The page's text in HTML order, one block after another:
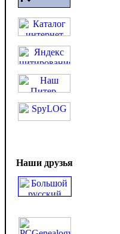
Наши друзья